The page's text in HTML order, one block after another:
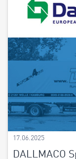
17.06.2025
DALLMACO